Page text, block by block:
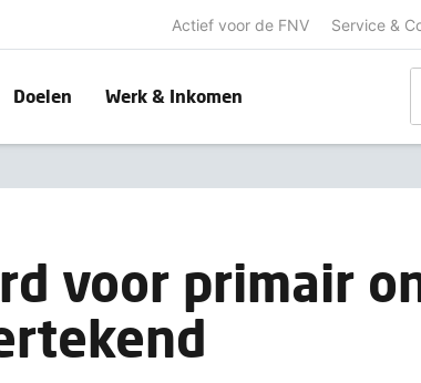
Actief voor de FNV Service &
Doelen Werk & Inkomen
voor primair